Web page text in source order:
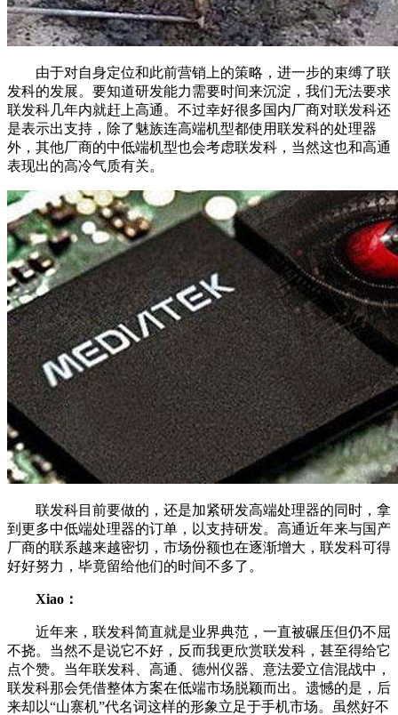
由于对自身定位和此前营销上的策略，进一步的束缚了联
发科的发展。要知道研发能力需要时间来沉淀，我们无法要求
联发科几年内就赶上高通。不过幸好很多国内厂商对联发科还
是表示出支持，除了魅族连高端机型都使用联发科的处理器
外，其他厂商的中低端机型也会考虑联发科，当然这也和高通
表现出的高冷气质有关。
联发科目前要做的，还是加紧研发高端处理器的同时，拿
到更多中低端处理器的订单，以支持研发。高通近年来与国产
厂商的联系越来越密切，市场份额也在逐渐增大，联发科可得
好好努力，毕竟留给他们的时间不多了。
Xiao：
近年来，联发科简直就是业界典范，一直被碾压但仍不屈
不挠。当然不是说它不好，反而我更欣赏联发科，甚至得给它
点个赞。当年联发科、高通、德州仪器、意法爱立信混战中，
联发科那会凭借整体方案在低端市场脱颖而出。遗憾的是，后
来却以“山寨机”代名词这样的形象立足于手机市场。虽然好不